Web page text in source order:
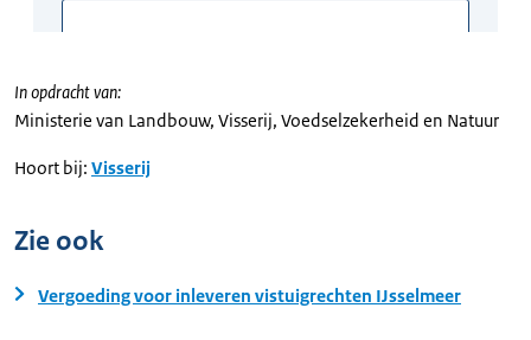
In opdracht van:
Ministerie van Landbouw, Visserij, Voedselzekerheid en Natuur
Hoort bij: Visserij
Zie ook
Vergoeding voor inleveren vistuigrechten IJsselmeer